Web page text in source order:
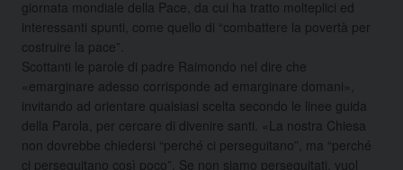
giornata mondiale della Pace, da cui ha tratto molteplici ed
interessanti spunti, come quello di “combattere la povertà per
costruire la pace”.
Scottanti le parole di padre Raimondo nel dire che
«emarginare adesso corrisponde ad emarginare domani»,
invitando ad orientare qualsiasi scelta secondo le linee guida
della Parola, per cercare di divenire santi. «La nostra Chiesa
non dovrebbe chiedersi “perché ci perseguitano”, ma “perché
ci perseguitano così poco”. Se non siamo perseguitati, vuol